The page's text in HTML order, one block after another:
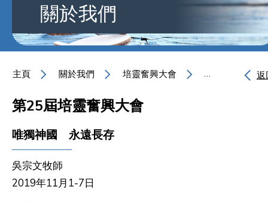
關於我們
主頁 關於我們 培靈奮興大會 唯獨神國 永返
第25屆培靈奮興大會
唯獨神國 永遠長存
吳宗文牧師
2019年11月1-7日